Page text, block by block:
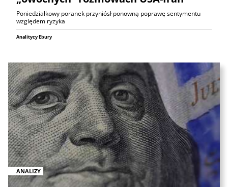
Poniedziałkowy poranek przyniósł ponowną poprawę sentymentu
względem ryzyka
Analitycy Ebury
ANALIZY